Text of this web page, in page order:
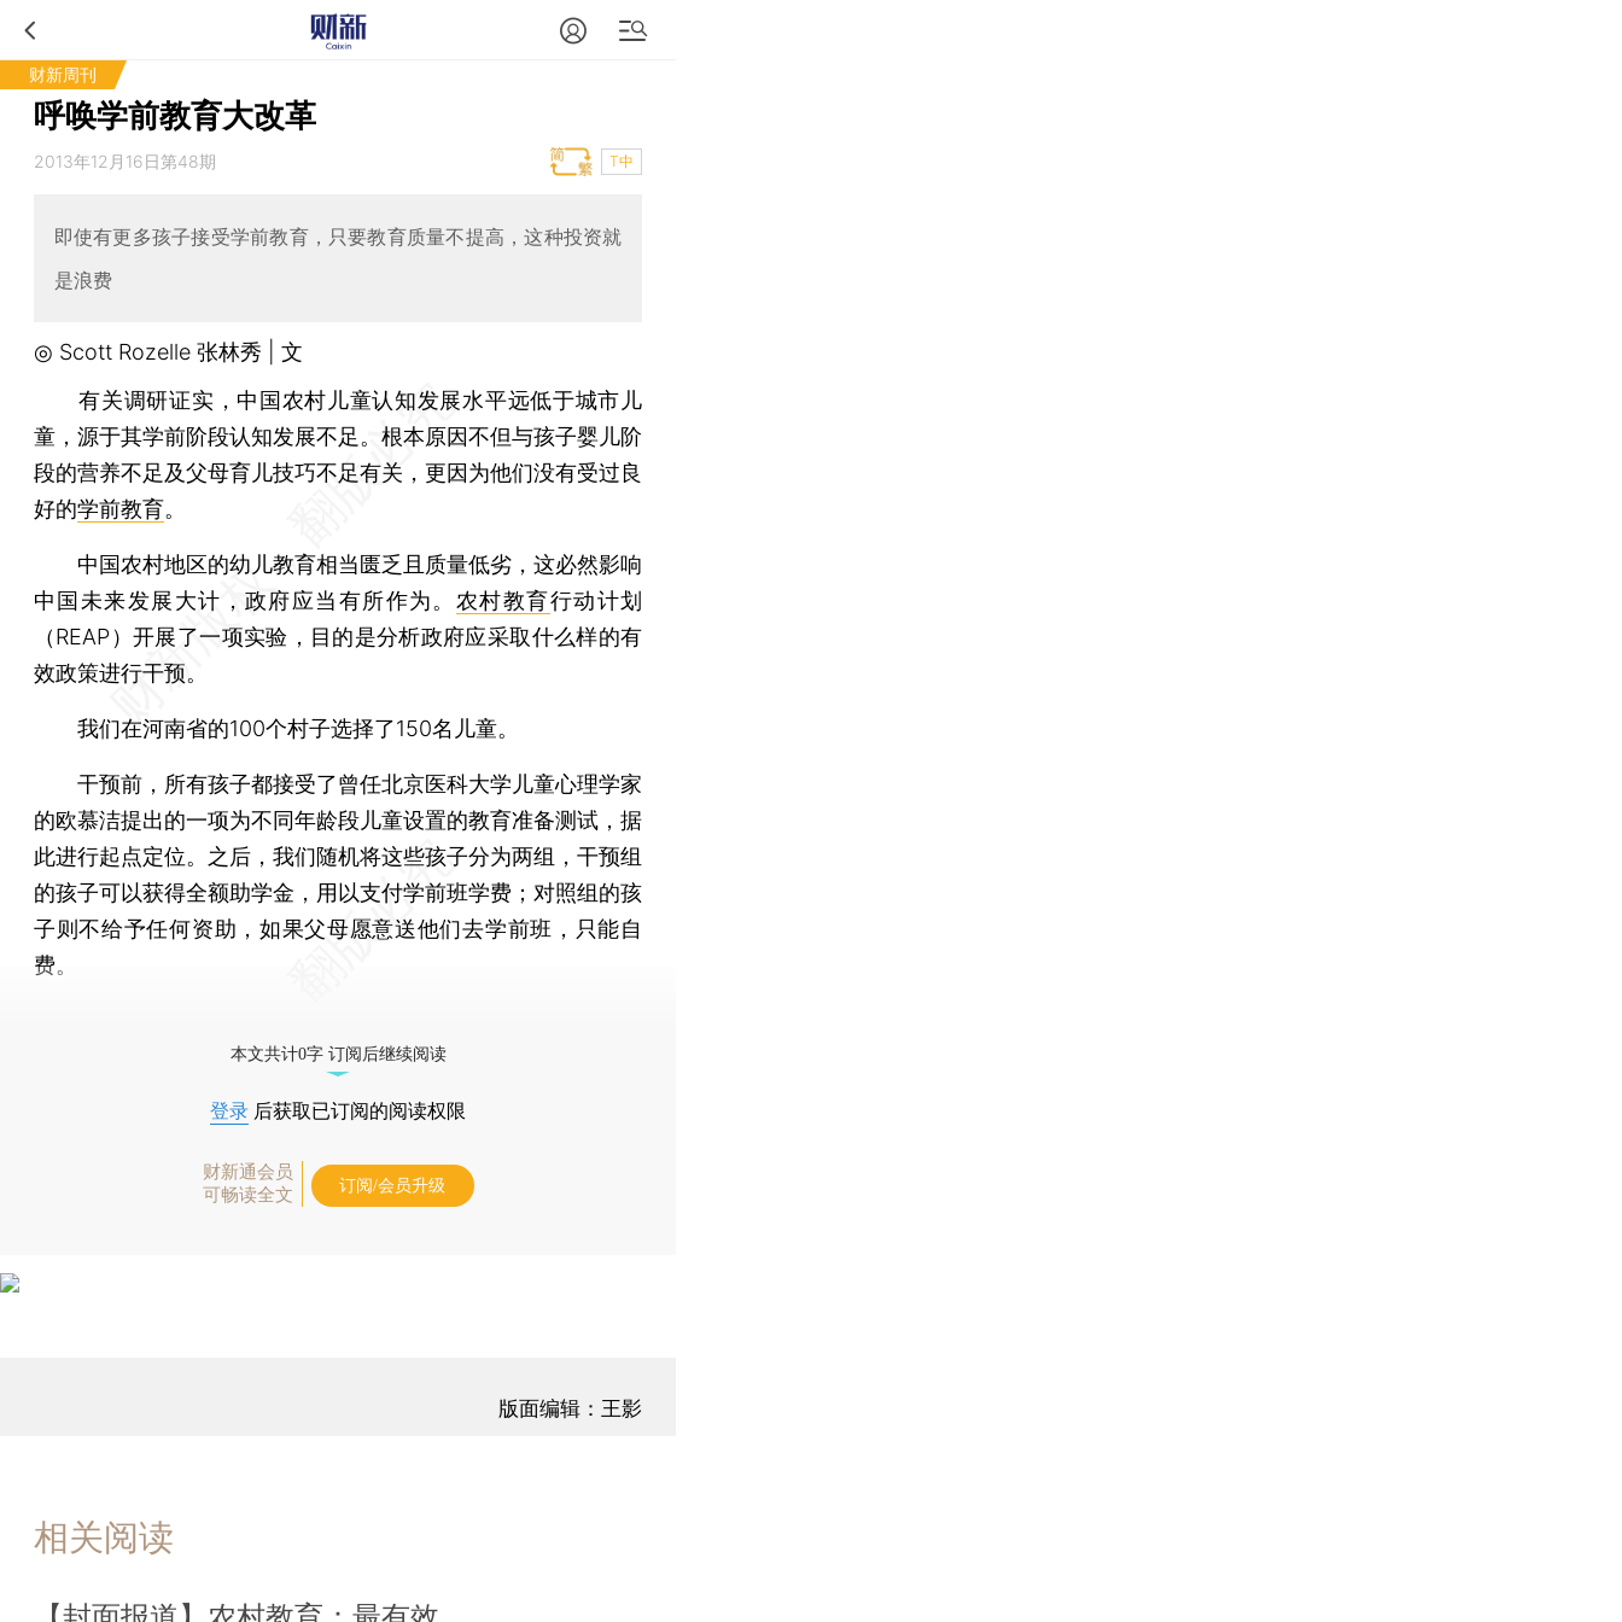
财新周刊
呼唤学前教育大改革
2013年12月16日第48期 T中
即使有更多孩子接受学前教育，只要教育质量不提高，这种投资就
是浪费
◎ Scott Rozelle 张林秀 | 文
有关调研证实，中国农村儿童认知发展水平远低于城市儿
童，源于其学前阶段认知发展不足。根本原因不但与孩子婴儿阶
段的营养不足及父母育儿技巧不足有关，更因为他们没有受过良
好的学前教育。
中国农村地区的幼儿教育相当匮乏且质量低劣，这必然影响
中国未来发展大计，政府应当有所作为。 农村教育行动计划
（REAP）开展了一项实验，目的是分析政府应采取什么样的有
效政策进行干预。
我们在河南省的100个村子选择了150名儿童。
干预前，所有孩子都接受了曾任北京医科大学儿童心理学家
的欧慕洁提出的一项为不同年龄段儿童设置的教育准备测试，据
此进行起点定位。之后，我们随机将这些孩子分为两组，干预组
的孩子可以获得全额助学金，用以支付学前班学费；对照组的孩
子则不给予任何资助，如果父母愿意送他们去学前班，只能自
费。
本文共计0字 订阅后继续阅读
登录 后获取已订阅的阅读权限
财新通会员
可畅读全文
订阅/会员升级
版面编辑：王影
相关阅读